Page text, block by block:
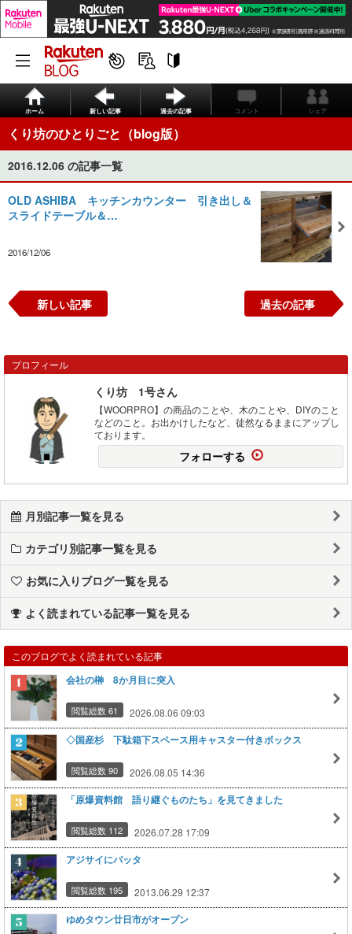
ホーム 新しい記事 過去の記事 コメント シェア
くり坊のひとりごと（blog版）
2016.12.06 の記事一覧
OLD ASHIBA キッチンカウンター 引き出し＆
スライドテーブル＆…
2016/12/06
新しい記事 過去の記事
プロフィール
くり坊 1号さん
【WOORPRO】の商品のことや、木のことや、DIYのこと
などのこと。お出かけしたなど、徒然なるままにアップし
ております。
フォローする
月別記事一覧を見る
カテゴリ別記事一覧を見る
お気に入りブログ一覧を見る
よく読まれている記事一覧を見る
このブログでよく読まれている記事
会社の榊 8か月目に突入
閲覧総数 61 2026.08.06 09:03
◇国産杉 下駄箱下スペース用キャスター付きボックス
閲覧総数 90 2026.08.05 14:36
「原爆資料館 語り継ぐものたち」を見てきました
閲覧総数 112 2026.07.28 17:09
アジサイにバッタ
閲覧総数 195 2013.06.29 12:37
ゆめタウン廿日市がオープン